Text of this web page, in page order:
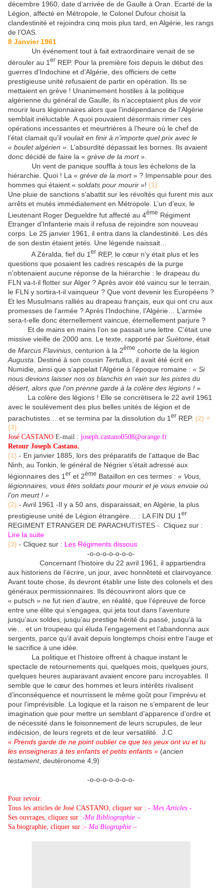
décembre 1960, date d’arrivée de de Gaulle à Oran. Ecarté de la
Légion, affecté en Métropole, le Colonel Dufour choisit la
clandestinité et rejoindra cinq mois plus tard, en Algérie, les rangs
de l’OAS.
8 Janvier 1961
Un événement tout à fait extraordinaire venait de se
dérouler au 1 er REP. Pour la première fois depuis le début des
guerres d’Indochine et d’Algérie, des officiers de cette
prestigieuse unité refusaient de partir en opération. Ils se
mettaient en grève ! Unanimement hostiles à la politique
algérienne du général de Gaulle, ils n’acceptaient plus de voir
mourir leurs légionnaires alors que l’indépendance de l’Algérie
semblait inéluctable. A quoi pouvaient désormais rimer ces
opérations incessantes et meurtrières à l’heure où le chef de
l’état clamait qu’il voulait en finir à n’importe quel prix avec le
« boulet algérien » . L’absurdité dépassait les bornes. Ils avaient
donc décidé de faire la « grève de la mort».
Un vent de panique souffla à tous les échelons de la
hiérarchie. Quoi ! La « grève de la mort» ? Impensable pour des
hommes qui étaient « soldats pour mourir »! (1)
Une pluie de sanctions s’abattit sur les révoltés qui furent mis aux
arrêts et mutés immédiatement en Métropole. L’un d’eux, le
Lieutenant Roger Degueldre fut affecté au 4ème Régiment
Etranger d’Infanterie mais il refusa de rejoindre son nouveau
corps. Le 25 janvier 1961, il entra dans la clandestinité. Les dés
de son destin étaient jetés. Une légende naissait…
A Zéralda, fief du 1 er REP, le cœur n’y était plus et les
questions que posaient les cadres rescapés de la purge
n’obtenaient aucune réponse de la hiérarchie : le drapeau du
FLN va-t-il flotter sur Alger ? Après avoir été vaincu sur le terrain,
le FLN y sortira-t-il vainqueur ? Que vont devenir les Européens ?
Et les Musulmans ralliés au drapeau français, eux qui ont cru aux
promesses de l’armée ? Après l’Indochine, l’Algérie… L’armée
sera-t-elle donc éternellement vaincue, éternellement parjure ?
Et de mains en mains l’on se passait une lettre. C’était une
missive vieille de 2000 ans. Le texte, rapporté par Suétone , était
de Marcus Flavinius , centurion à la 2ème cohorte de la légion
Augusta . Destiné à son cousin Tertullus , il avait été écrit en
Numidie, ainsi que s’appelait l’Algérie à l’époque romaine : « Si
nous devions laisser nos os blanchis en vain sur les pistes du
désert, alors que l’on prenne garde à la colère des légions ! »
La colère des légions ! Elle se concrétisera le 22 avril 1961
avec le soulèvement des plus belles unités de légion et de
parachutistes… et se termina par la dissolution du 1 er REP. (2) +
(3)
José CASTANO E-mail : joseph.castano0508@orange.fr
Retour Joseph Castano.
(1) - En janvier 1885, lors des préparatifs de l’attaque de Bac
Ninh, au Tonkin, le général de Négrier s’était adressé aux
légionnaires des 1 er et 2ème Bataillon en ces termes : « Vous,
légionnaires, vous êtes soldats pour mourir et je vous envoie où
l’on meurt ! »
(2) - Avril 1961 -Il y a 50 ans, disparaissait, en Algérie, la plus
prestigieuse unité de Légion étrangère… : LA FIN DU 1 er
REGIMENT ETRANGER DE PARACHUTISTES - Cliquez sur :
Lire la suite
(3) - Cliquez sur : Les Régiments dissous
-o-o-o-o-o-o-o-
Concernant l’histoire du 22 avril 1961, il appartiendra
aux historiens de l’écrire, un jour, avec honnêteté et clairvoyance.
Avant toute chose, ils devront établir une liste des colonels et des
généraux permissionnaires. Ils découvriront alors que ce
« putsch » ne fut rien d’autre, en réalité, que l’épreuve de force
entre une élite qui s’engagea, qui jeta tout dans l’aventure
jusqu’aux soldes, jusqu’au prestige hérité du passé, jusqu’à la
vie… et un troupeau qui éluda l’engagement et l’abandonna aux
sergents, parce qu’il avait depuis longtemps choisi entre l’auge et
le sacrifice à une idée.
La politique et l’histoire offrent à chaque instant le
spectacle de retournements qui, quelques mois, quelques jours,
quelques heures auparavant avaient encore paru incroyables. Il
semble que le cœur des hommes et leurs intérêts rivalisent
d’inconséquence et nourrissent le même goût pour l’imprévu et
pour l’imprévisible. La logique et la raison ne s’emparent de leur
imagination que pour mettre un semblant d’apparence d’ordre et
de nécessité dans le foisonnement de leurs scrupules, de leur
indécision, de leurs regrets et de leur versatilité. J.C
« Prends garde de ne point oublier ce que tes yeux ont vu et tu
les enseigneras à tes enfants et petits enfants » (ancien
testament, deutéronome 4,9)
-o-o-o-o-o-o-o-
Pour revoir:
Tous les articles de José CASTANO, cliquer sur : - Mes Articles -
Ses ouvrages, cliquez sur :-Ma Bibliographie –
Sa biographie, cliquer sur :- Ma Biographie –